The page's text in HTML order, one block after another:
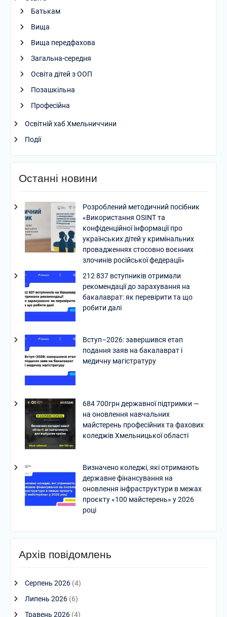
Батькам
Вища
Вища передфахова
Загальна-середня
Освіта дітей з ООП
Позашкільна
Професійна
Освітній хаб Хмельниччини
Події
Останні новини
Розроблений методичний посібник
«Використання OSINT та
конфіденційної інформації про
українських дітей у кримінальних
провадженнях стосовно воєнних
злочинів російської федерації»
212 837 вступників отримали
рекомендації до зарахування на
бакалаврат: як перевірити та що
робити далі
Вступ–2026: завершився етап
подання заяв на бакалаврат і
медичну магістратуру
684 700грн державної підтримки —
на оновлення навчальних
майстерень професійних та фахових
коледжів Хмельницької області
Визначено коледжі, які отримають
державне фінансування на
оновлення інфраструктури в межах
проєкту «100 майстерень» у 2026
році
Архів повідомлень
Серпень 2026(4)
Липень 2026(6)
Травень 2026(4)